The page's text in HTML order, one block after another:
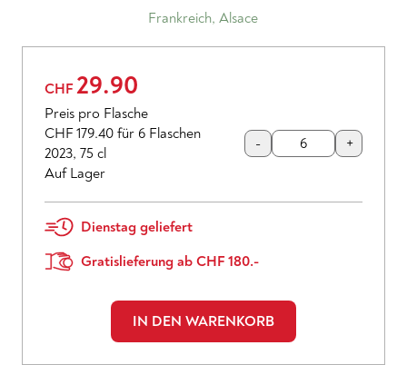
Frankreich, Alsace
CHF 29.90
Preis pro Flasche
CHF 179.40 für 6 Flaschen
2023, 75 cl
Auf Lager
- +
Dienstag geliefert
Gratislieferung ab CHF 180.-
IN DEN WARENKORB